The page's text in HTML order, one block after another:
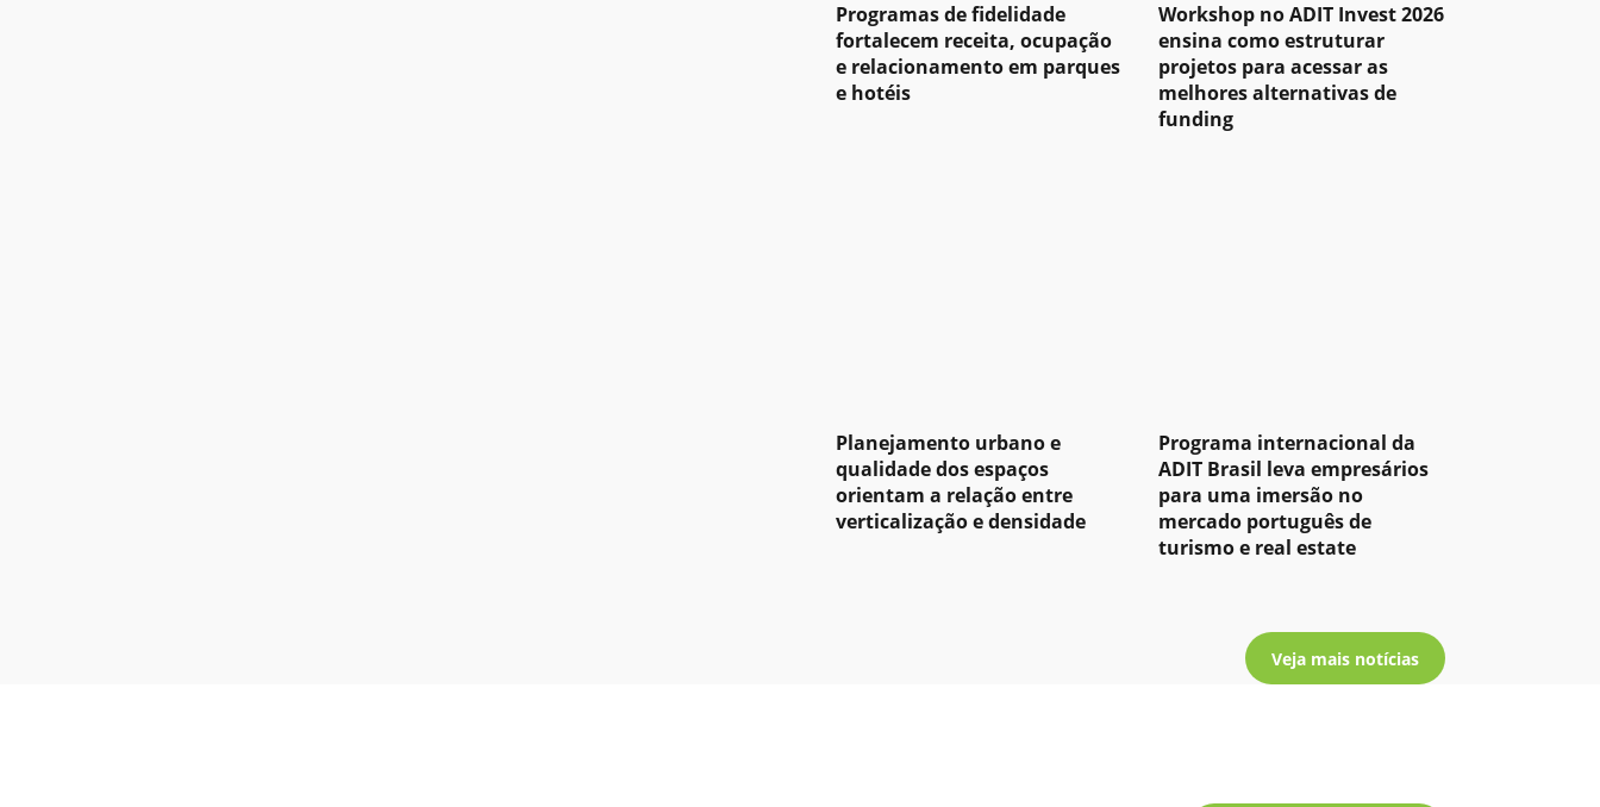
Programas de fidelidade
fortalecem receita, ocupação
e relacionamento em parques
e hotéis
Workshop no ADIT Invest 2026
ensina como estruturar
projetos para acessar as
melhores alternativas de
funding
Planejamento urbano e
qualidade dos espaços
orientam a relação entre
verticalização e densidade
Programa internacional da
ADIT Brasil leva empresários
para uma imersão no
mercado português de
turismo e real estate
Veja mais notícias